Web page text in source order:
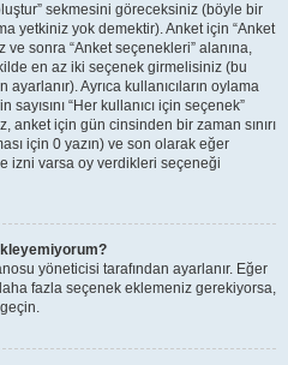
sekmesini göreceksiniz (böyle bir
yetkiniz yok demektir). Anket için “Anket
ve sonra “Anket seçenekleri” alanına,
en az iki seçenek girmelisiniz (bu
Ayrıca kullanıcıların oylama
“Her kullanıcı için seçenek”
anket için gün cinsinden bir zaman sınırı
için 0 yazın) ve son olarak eğer
izni varsa oy verdikleri seçeneği
yöneticisi tarafından ayarlanır. Eğer
fazla seçenek eklemeniz gerekiyorsa,